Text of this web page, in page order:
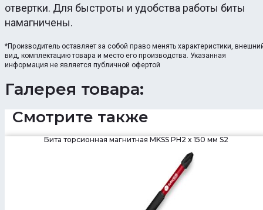
отвертки. Для быстроты и удобства работы биты
намагничены.
*Производитель оставляет за собой право менять характеристики,
вид, комплектацию товара и место его производства. Указанная
информация не является публичной офертой
Галерея товара:
Смотрите также
Бита торсионная магнитная MKSS PH2 x 150 мм S2